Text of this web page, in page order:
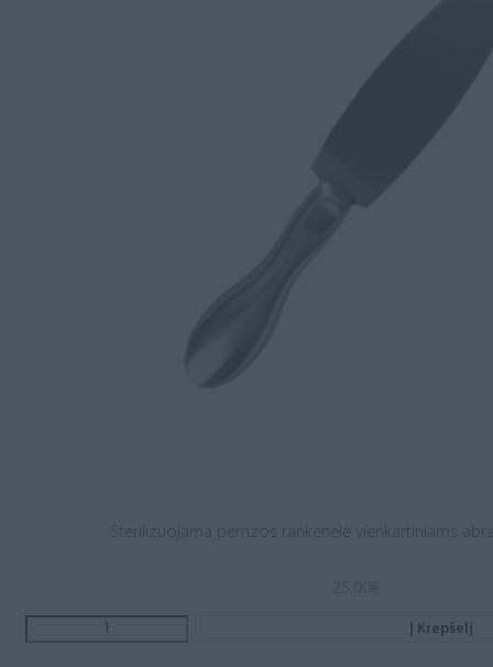
Sterilizuojama pemzos rankenėlė vienkartiniams
Į Krepšelį